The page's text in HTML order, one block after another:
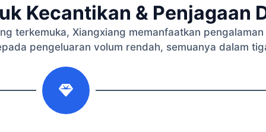
Kecantikan & Penjagaan
terkemuka, Xiangxiang memanfaatkan
pengeluaran volum rendah, semuanya dalam